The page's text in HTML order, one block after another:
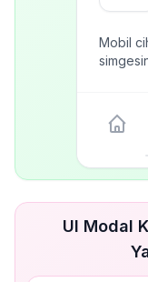
Mobil
UI Modal